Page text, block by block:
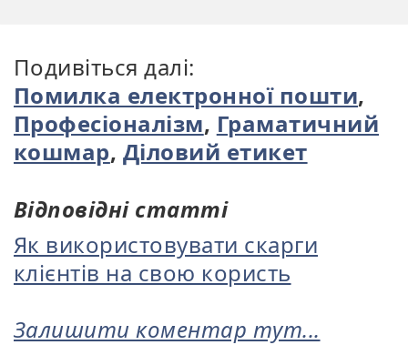
Подивіться далі:
Помилка електронної пошти,
Професіоналізм, Граматичний
кошмар, Діловий етикет
Відповідні статті
Як використовувати скарги
клієнтів на свою користь
Залишити коментар тут...